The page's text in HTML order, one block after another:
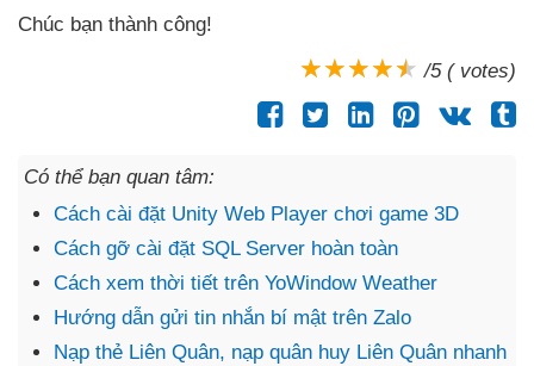
Chúc bạn thành công!
/5 ( votes)
Có thể bạn quan tâm:
Cách cài đặt Unity Web Player chơi game 3D
Cách gỡ cài đặt SQL Server hoàn toàn
Cách xem thời tiết trên ‎YoWindow Weather
Hướng dẫn gửi tin nhắn bí mật trên Zalo
Nạp thẻ Liên Quân, nạp quân huy Liên Quân nhanh